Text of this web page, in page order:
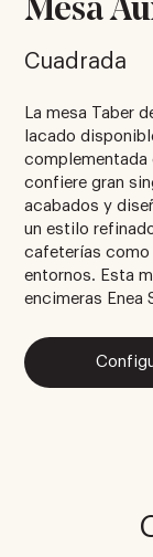
Mesa
Cuadrada
La mesa Taber
lacado
complementada
confiere gran
acabados y
un estilo
cafeterías como
entornos. Esta
encimeras Enea